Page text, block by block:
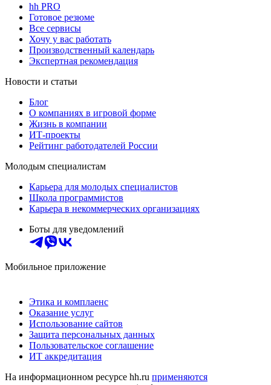
hh PRO
Готовое резюме
Все сервисы
Хочу у вас работать
Производственный календарь
Экспертная рекомендация
Новости и статьи
Блог
О компаниях в игровой форме
Жизнь в компании
ИТ-проекты
Рейтинг работодателей России
Молодым специалистам
Карьера для молодых специалистов
Школа программистов
Карьера в некоммерческих организациях
Боты для уведомлений
Мобильное приложение
Этика и комплаенс
Оказание услуг
Использование сайтов
Защита персональных данных
Пользовательское соглашение
ИТ аккредитация
На информационном ресурсе hh.ru применяются